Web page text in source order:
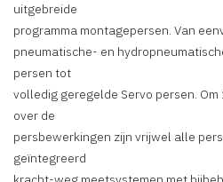
uitgebreide
programma montagepersen. Van
pneumatische- en
persen tot
volledig geregelde Servo persen.
over de
persbewerkingen zijn vrijwel alle
geïntegreerd